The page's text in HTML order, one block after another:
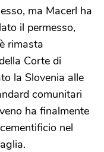
ma Macerl ha
il permesso,
rimasta
Corte di
la Slovenia alle
comunitari
ha finalmente
nel